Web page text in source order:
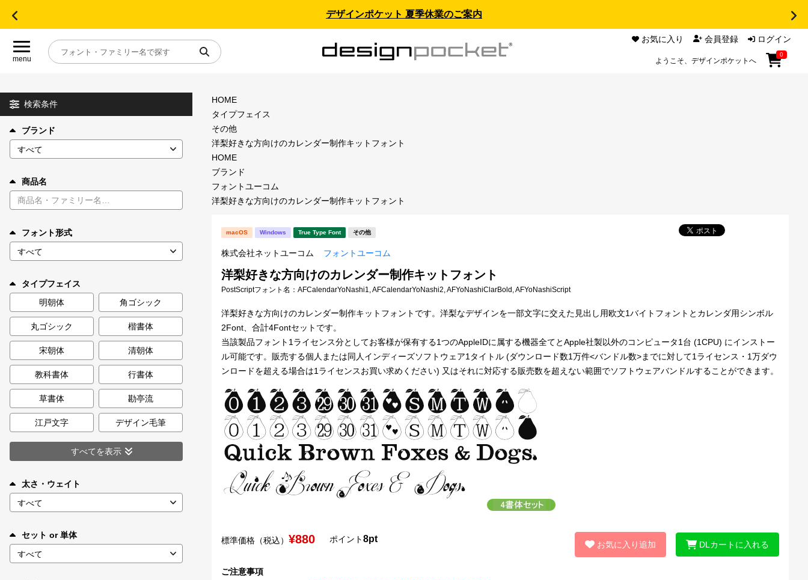
デザインポケット 夏季休業のご案内
menu
お気に入り 会員登録 ログイン
ようこそ、デザインポケットへ
0
目的別フォントガイド
特集
年間ライセンス商品
キャンペーン一覧
カート 0
マイページ
お気に入り
ご利用ガイド
お問い合わせ
検索条件
ブランド
商品名
フォント形式
タイプフェイス
明朝体
角ゴシック
丸ゴシック 楷書体
宋朝体 清朝体
教科書体 行書体
草書体 勘亭流
江戸文字 デザイン毛筆
すべてを表示
太さ・ウェイト
セット or 単体
HOME
タイプフェイス
その他
洋梨好きな方向けのカレンダー制作キットフォント
HOME
ブランド
フォントユーコム
洋梨好きな方向けのカレンダー制作キットフォント
macOS Windows True Type Font その他
株式会社ネットユーコム フォントユーコム
洋梨好きな方向けのカレンダー制作キットフォント
PostScriptフォント名： AFCalendarYoNashi1, AFCalendarYoNashi2, AFYoNashiClarBold, AFYoNashiScript
洋梨好きな方向けのカレンダー制作キットフォントです。洋梨なデザインを一部文字に交えた見出し用欧文1バイトフォントとカレンダ用シンボル
2Font、合計4Fontセットです。
当該製品フォント1ライセンス分としてお客様が保有する1つのAppleIDに属する機器全てとApple社製以外のコンピュータ1台 (1CPU) にインストー
ル可能です。販売する個人または同人インディーズソフトウェア1タイトル (ダウンロード数1万件<バンドル数>までに対して1ライセンス・1万ダウ
ンロードを超える場合は1ライセンスお買い求めください) 又はそれに対応する販売数を超えない範囲でソフトウェアバンドルすることができます。
標準価格（税込） ¥880 ポイント8pt
お気に入り追加 DLカートに入れる
ご注意事項